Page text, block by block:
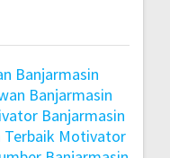
Banjarmasin
Banjarmasin
Banjarmasin
Motivator